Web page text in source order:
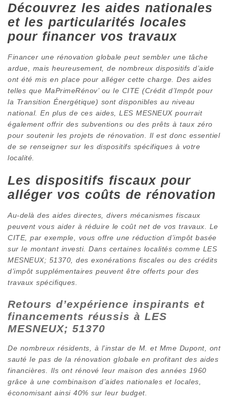
Découvrez les aides nationales
et les particularités locales
pour financer vos travaux
Financer une rénovation globale peut sembler une tâche
ardue, mais heureusement, de nombreux dispositifs d’aide
ont été mis en place pour alléger cette charge. Des aides
telles que MaPrimeRénov’ ou le CITE (Crédit d’Impôt pour
la Transition Énergétique) sont disponibles au niveau
national. En plus de ces aides, LES MESNEUX pourrait
également offrir des subventions ou des prêts à taux zéro
pour soutenir les projets de rénovation. Il est donc essentiel
de se renseigner sur les dispositifs spécifiques à votre
localité.
Les dispositifs fiscaux pour
alléger vos coûts de rénovation
Au-delà des aides directes, divers mécanismes fiscaux
peuvent vous aider à réduire le coût net de vos travaux. Le
CITE, par exemple, vous offre une réduction d’impôt basée
sur le montant investi. Dans certaines localités comme LES
MESNEUX; 51370, des exonérations fiscales ou des crédits
d’impôt supplémentaires peuvent être offerts pour des
travaux spécifiques.
Retours d’expérience inspirants et
financements réussis à LES
MESNEUX; 51370
De nombreux résidents, à l’instar de M. et Mme Dupont, ont
sauté le pas de la rénovation globale en profitant des aides
financières. Ils ont rénové leur maison des années 1960
grâce à une combinaison d’aides nationales et locales,
économisant ainsi 40% sur leur budget.